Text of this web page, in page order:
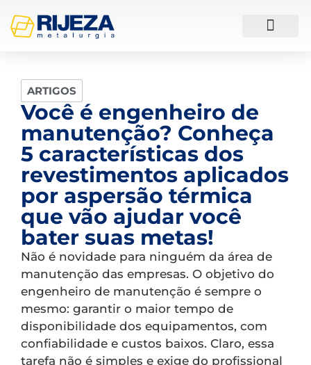
ARTIGOS
Você é engenheiro de
manutenção? Conheça
5 características dos
revestimentos aplicados
por aspersão térmica
que vão ajudar você
bater suas metas!
Não é novidade para ninguém da área de
manutenção das empresas. O objetivo do
engenheiro de manutenção é sempre o
mesmo: garantir o maior tempo de
disponibilidade dos equipamentos, com
confiabilidade e custos baixos. Claro, essa
tarefa não é simples e exige do profissional